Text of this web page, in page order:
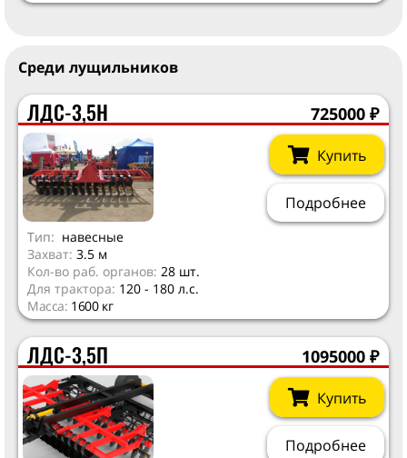
Среди лущильников
ЛДС-3,5Н 725000 ₽
Купить
Подробнее
Тип: навесные
Захват: 3.5 м
Кол-во раб. органов: 28 шт.
Для трактора: 120 - 180 л.с.
Масса: 1600 кг
ЛДС-3,5П 1095000 ₽
Купить
Подробнее